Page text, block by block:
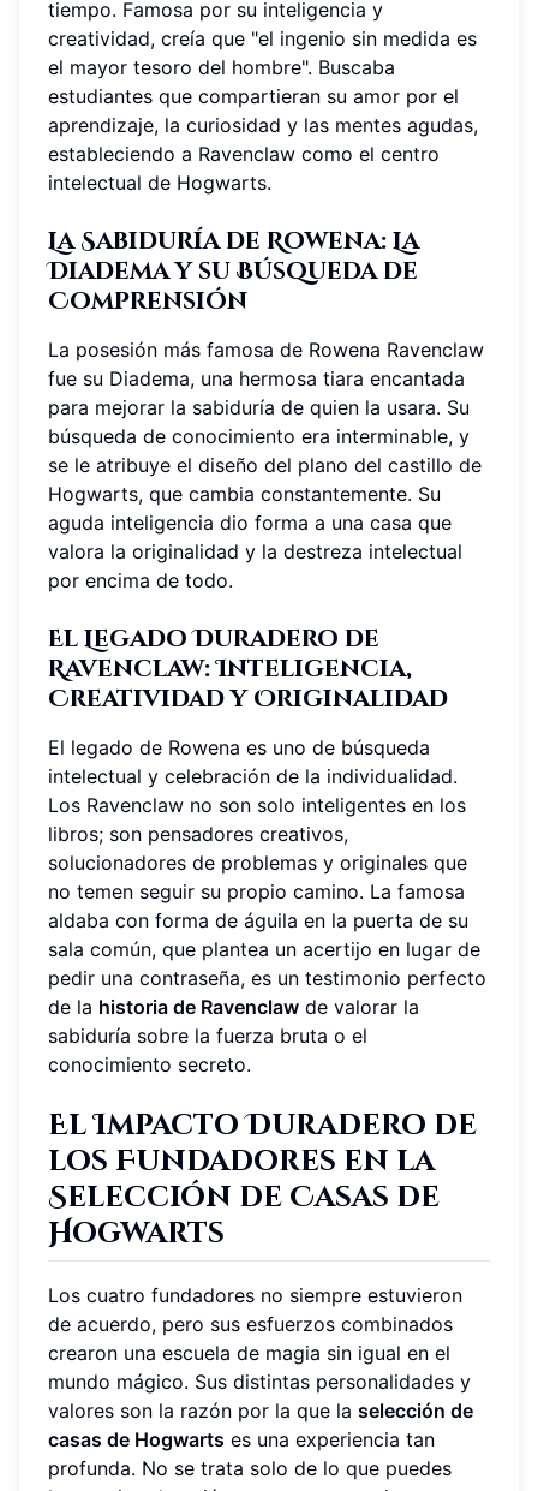
tiempo. Famosa por su inteligencia y
creatividad, creía que "el ingenio sin medida es
el mayor tesoro del hombre". Buscaba
estudiantes que compartieran su amor por el
aprendizaje, la curiosidad y las mentes agudas,
estableciendo a Ravenclaw como el centro
intelectual de Hogwarts.
La Sabiduría de Rowena: La
Diadema y su Búsqueda de
Comprensión
La posesión más famosa de Rowena Ravenclaw
fue su Diadema, una hermosa tiara encantada
para mejorar la sabiduría de quien la usara. Su
búsqueda de conocimiento era interminable, y
se le atribuye el diseño del plano del castillo de
Hogwarts, que cambia constantemente. Su
aguda inteligencia dio forma a una casa que
valora la originalidad y la destreza intelectual
por encima de todo.
El Legado Duradero de
Ravenclaw: Inteligencia,
Creatividad y Originalidad
El legado de Rowena es uno de búsqueda
intelectual y celebración de la individualidad.
Los Ravenclaw no son solo inteligentes en los
libros; son pensadores creativos,
solucionadores de problemas y originales que
no temen seguir su propio camino. La famosa
aldaba con forma de águila en la puerta de su
sala común, que plantea un acertijo en lugar de
pedir una contraseña, es un testimonio perfecto
de la historia de Ravenclaw de valorar la
sabiduría sobre la fuerza bruta o el
conocimiento secreto.
El Impacto Duradero de
los Fundadores en la
Selección de Casas de
Hogwarts
Los cuatro fundadores no siempre estuvieron
de acuerdo, pero sus esfuerzos combinados
crearon una escuela de magia sin igual en el
mundo mágico. Sus distintas personalidades y
valores son la razón por la que la selección de
casas de Hogwarts es una experiencia tan
profunda. No se trata solo de lo que puedes